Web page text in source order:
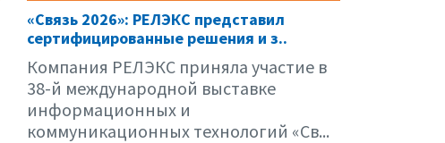
«Связь 2026»: РЕЛЭКС представил
сертифицированные решения и з..
Компания РЕЛЭКС приняла участие в
38-й международной выставке
информационных и
коммуникационных технологий «Св...